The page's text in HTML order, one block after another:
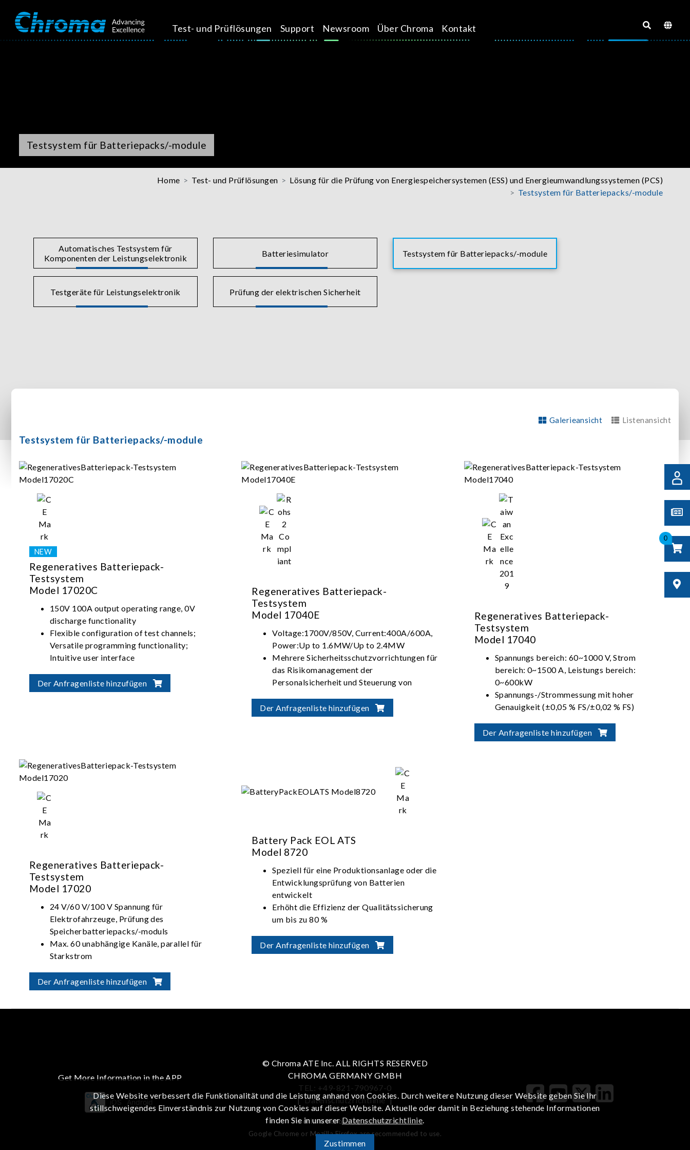
Test- und Prüflösungen Support Newsroom Über Chroma Kontakt
0
Testsystem für Batteriepacks/-module
Home Test- und Prüflösungen
Lösung für die Prüfung von Energiespeichersystemen (ESS) und Energieumwandlungssystemen (PCS)
Testsystem für Batteriepacks/-module
Automatisches Testsystem für
Komponenten der Leistungselektronik
Batteriesimulator Testsystem für Batteriepacks/-module
Testgeräte für Leistungselektronik Prüfung der elektrischen Sicherheit
Galerieansicht Listenansicht
Testsystem für Batteriepacks/-module
Regeneratives Batteriepack-
Testsystem
Model 17020C
150V 100A output operating range, 0V
discharge functionality
Flexible configuration of test channels;
Versatile programming functionality;
Intuitive user interface
measurement; Seamless switching between
charging and discharging; Stable and
Der Anfragenliste hinzufügen
Regeneratives Batteriepack-
Testsystem
Model 17040E
Voltage:1700V/850V, Current:400A/600A,
Power:Up to 1.6MW/Up to 2.4MW
Mehrere Sicherheitsschutzvorrichtungen für
das Risikomanagement der
Personalsicherheit und Steuerung von
Flexible Integration für automatisierte
Lösungen zur Batterieverifizierung
Der Anfragenliste hinzufügen
Regeneratives Batteriepack-
Testsystem
Model 17040
Spannungs bereich: 60~1000 V, Strom
bereich: 0~1500 A, Leistungs bereich:
0~600kW
Spannungs-/Strommessung mit hoher
Genauigkeit (±0,05 % FS/±0,02 % FS)
automatische Bereichseinstellungsfunktion
zur Bereitstellung einer optimalen
Der Anfragenliste hinzufügen
Regeneratives Batteriepack-
Testsystem
Model 17020
24 V/60 V/100 V Spannung für
Elektrofahrzeuge, Prüfung des
Speicherbatteriepacks/-moduls
Max. 60 unabhängige Kanäle, parallel für
Starkstrom
Der Anfragenliste hinzufügen
Battery Pack EOL ATS
Model 8720
Speziell für eine Produktionsanlage oder die
Entwicklungsprüfung von Batterien
entwickelt
Erhöht die Effizienz der Qualitätssicherung
um bis zu 80 %
Anschlussspannungsfestigkeit,
Einheitlichkeit und Leistung des
Der Anfragenliste hinzufügen
Get More Information in the APP
iOS Android
© Chroma ATE Inc. ALL RIGHTS RESERVED
CHROMA GERMANY GMBH
TEL: +49-821-790967-0
| Datenschutzrichtlinie |
To enhance browsing experience
Google Chrome or Mozilla Firefox are recommended to use.
Diese Website verbessert die Funktionalität und die Leistung anhand von Cookies. Durch weitere Nutzung dieser Website geben Sie Ihr
stillschweigendes Einverständnis zur Nutzung von Cookies auf dieser Website. Aktuelle oder damit in Beziehung stehende Informationen
finden Sie in unsererDatenschutzrichtlinie.
Zustimmen